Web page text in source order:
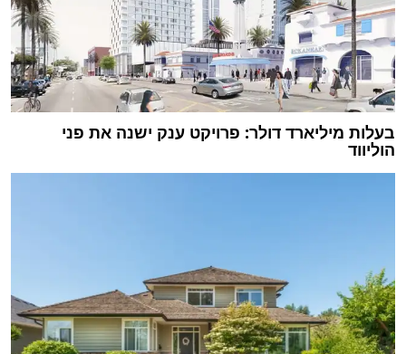
בעלות מיליארד דולר: פרויקט ענק ישנה את פני
הוליווד